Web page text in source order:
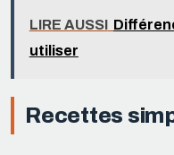
LIRE AUSSI
utiliser
Recettes